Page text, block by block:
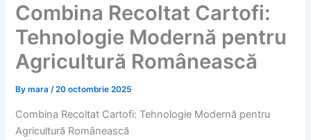
Combina Recoltat Cartofi:
Tehnologie Modernă pentru
Agricultură Românească
Bymara/20 octombrie 2025
Combina Recoltat Cartofi: Tehnologie Modernă pentru
Agricultură Românească